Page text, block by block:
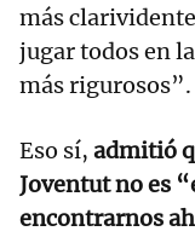
más
jugar todos en
más rigurosos”.
Eso sí, admitió
Joventut no es
encontrarnos